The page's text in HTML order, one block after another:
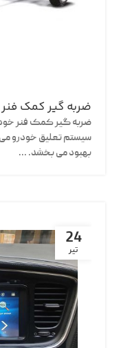
ضربه گیر کمک
ضربه گیر کمک فنر
سیستم تعلیق خودرو می
بهبود می بخشد. ...
24
تیر